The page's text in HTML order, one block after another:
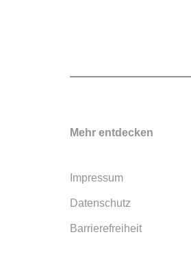
Mehr entdecken
Impressum
Datenschutz
Barrierefreiheit